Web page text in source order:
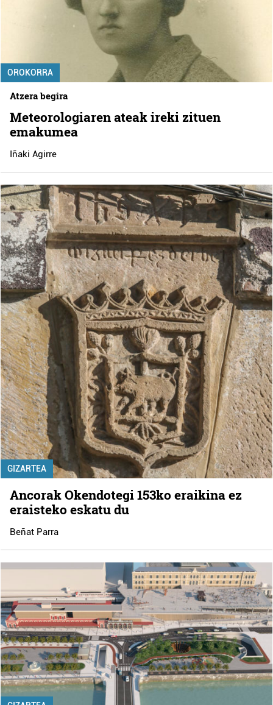
OROKORRA
Atzera begira
Meteorologiaren ateak ireki zituen
emakumea
Iñaki Agirre
GIZARTEA
Ancorak Okendotegi 153ko eraikina ez
eraisteko eskatu du
Beñat Parra